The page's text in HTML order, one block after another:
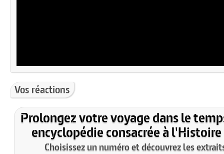
Vos réactions
Prolongez votre voyage dans le
encyclopédie consacrée à l'Histoire
Choisissez un numéro et découvrez les